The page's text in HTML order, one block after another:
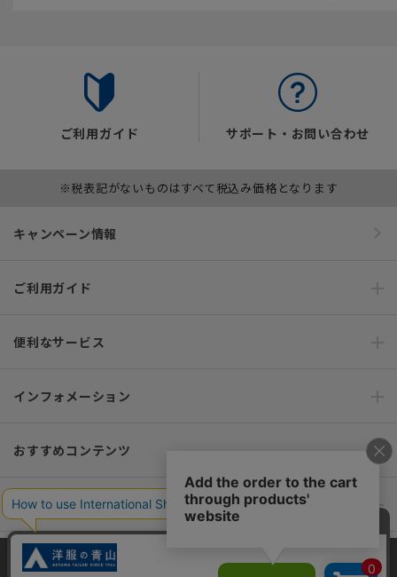
ご利用ガイド サポート・お問い合わせ
※税表記がないものはすべて税込み価格となります
キャンペーン情報
ご利用ガイド
便利なサービス
インフォメーション
おすすめコンテンツ
ポリシー・企業情報
オーダースーツなら SHITATE